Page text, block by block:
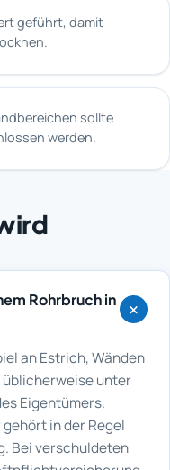
geführt, damit
sollte
werden.
Rohrbruch in
an Estrich, Wänden
unter
Eigentümers.
in der Regel
Bei verschuldeten